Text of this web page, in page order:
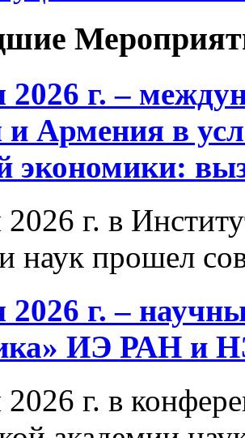
2026 г. –
и Армения в
экономики:
г. в
наук прошел
г. –
ИЭ РАН и
г. в